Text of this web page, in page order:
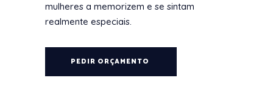
mulheres a memorizem e se sintam
realmente especiais.
PEDIR ORÇAMENTO